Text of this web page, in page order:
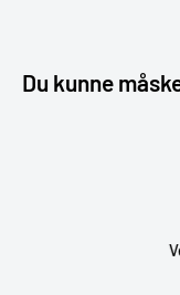
Du kunne